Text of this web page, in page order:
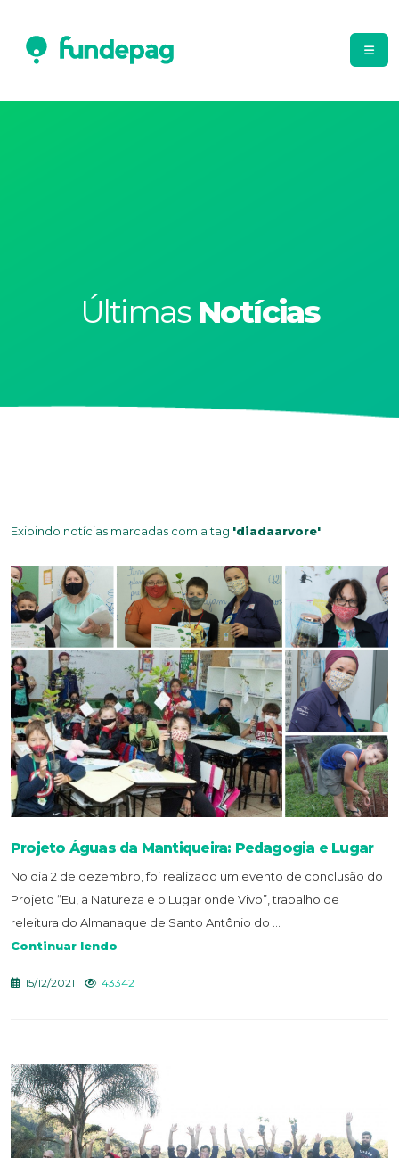
Últimas Notícias
Exibindo notícias marcadas com a tag 'diadaarvore'
Projeto Águas da Mantiqueira: Pedagogia e Lugar
No dia 2 de dezembro, foi realizado um evento de conclusão do
Projeto “Eu, a Natureza e o Lugar onde Vivo”, trabalho de
releitura do Almanaque de Santo Antônio do ...
Continuar lendo
15/12/2021 43342